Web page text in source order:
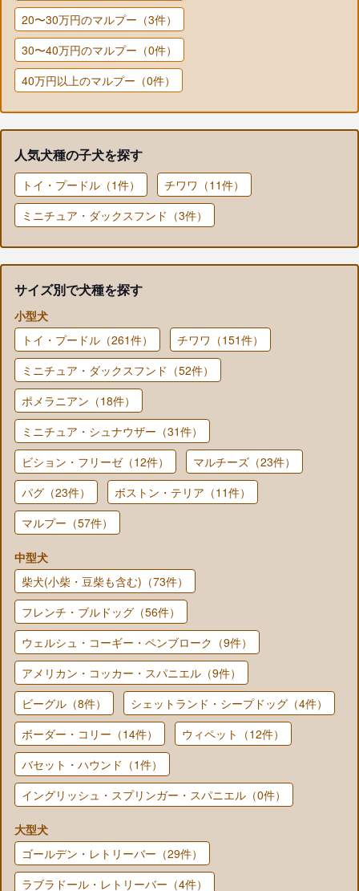
20〜30万円のマルプー（3件）
30〜40万円のマルプー（0件）
40万円以上のマルプー（0件）
人気犬種の子犬を探す
トイ・プードル（1件）
チワワ（11件）
ミニチュア・ダックスフンド（3件）
サイズ別で犬種を探す
小型犬
トイ・プードル（261件）
チワワ（151件）
ミニチュア・ダックスフンド（52件）
ポメラニアン（18件）
ミニチュア・シュナウザー（31件）
ビション・フリーゼ（12件）
マルチーズ（23件）
パグ（23件）
ボストン・テリア（11件）
マルプー（57件）
中型犬
柴犬(小柴・豆柴も含む)（73件）
フレンチ・ブルドッグ（56件）
ウェルシュ・コーギー・ペンブローク（9件）
アメリカン・コッカー・スパニエル（9件）
ビーグル（8件）
シェットランド・シープドッグ（4件）
ボーダー・コリー（14件）
ウィペット（12件）
バセット・ハウンド（1件）
イングリッシュ・スプリンガー・スパニエル（0件）
大型犬
ゴールデン・レトリーバー（29件）
ラブラドール・レトリーバー（4件）